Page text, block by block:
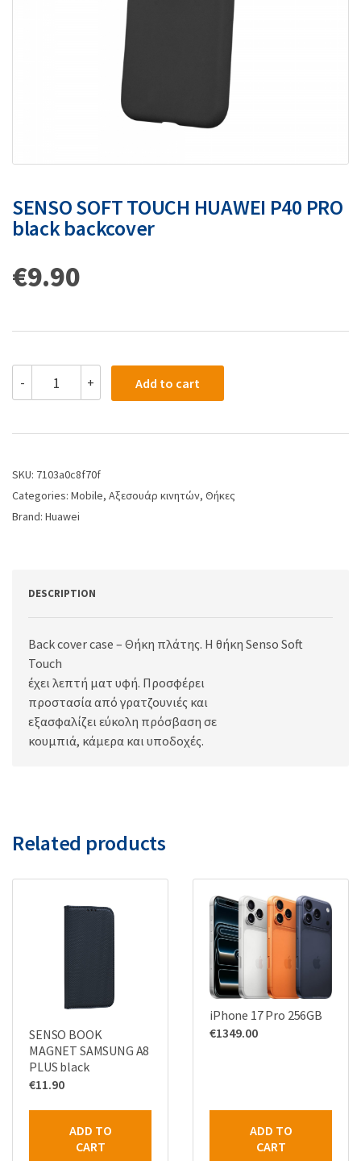
SENSO SOFT TOUCH HUAWEI P40 PRO
black backcover
€9.90
- + Add to cart
SKU: 7103a0c8f70f
Categories: Mobile, Αξεσουάρ κινητών, Θήκες
Brand: Huawei
DESCRIPTION
Back cover case – Θήκη πλάτης. Η θήκη Senso Soft
Touch
έχει λεπτή ματ υφή. Προσφέρει
προστασία από γρατζουνιές και
εξασφαλίζει εύκολη πρόσβαση σε
κουμπιά, κάμερα και υποδοχές.
Related products
SENSO BOOK
MAGNET SAMSUNG A8
PLUS black
€11.90
ADD TO
CART
iPhone 17 Pro 256GB
€1349.00
ADD TO
CART